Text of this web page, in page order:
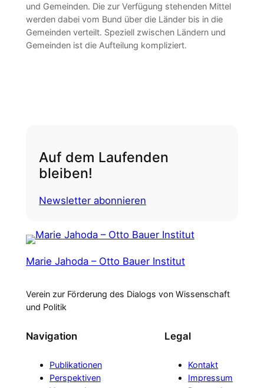
und Gemeinden. Die zur Verfügung stehenden Mittel
werden dabei vom Bund über die Länder bis in die
Gemeinden verteilt. Speziell zwischen Ländern und
Gemeinden ist die Aufteilung kompliziert.
Auf dem Laufenden
bleiben!
Newsletter abonnieren
Marie Jahoda – Otto Bauer Institut
Verein zur Förderung des Dialogs von Wissenschaft
und Politik
Navigation
Publikationen
Perspektiven
Legal
Kontakt
Impressum